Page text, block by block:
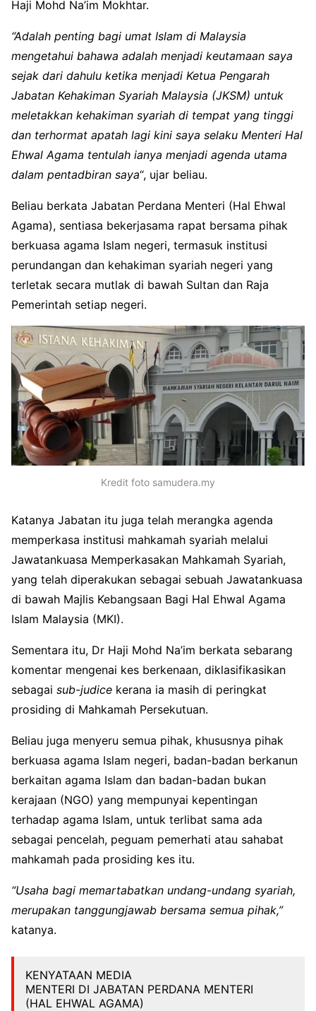
Haji Mohd Na’im Mokhtar.
“Adalah penting bagi umat Islam di Malaysia
mengetahui bahawa adalah menjadi keutamaan saya
sejak dari dahulu ketika menjadi Ketua Pengarah
Jabatan Kehakiman Syariah Malaysia (JKSM) untuk
meletakkan kehakiman syariah di tempat yang tinggi
dan terhormat apatah lagi kini saya selaku Menteri Hal
Ehwal Agama tentulah ianya menjadi agenda utama
dalam pentadbiran saya“, ujar beliau.
Beliau berkata Jabatan Perdana Menteri (Hal Ehwal
Agama), sentiasa bekerjasama rapat bersama pihak
berkuasa agama Islam negeri, termasuk institusi
perundangan dan kehakiman syariah negeri yang
terletak secara mutlak di bawah Sultan dan Raja
Pemerintah setiap negeri.
Kredit foto samudera.my
Katanya Jabatan itu juga telah merangka agenda
memperkasa institusi mahkamah syariah melalui
Jawatankuasa Memperkasakan Mahkamah Syariah,
yang telah diperakukan sebagai sebuah Jawatankuasa
di bawah Majlis Kebangsaan Bagi Hal Ehwal Agama
Islam Malaysia (MKI).
Sementara itu, Dr Haji Mohd Na’im berkata sebarang
komentar mengenai kes berkenaan, diklasifikasikan
sebagai sub-judice kerana ia masih di peringkat
prosiding di Mahkamah Persekutuan.
Beliau juga menyeru semua pihak, khususnya pihak
berkuasa agama Islam negeri, badan-badan berkanun
berkaitan agama Islam dan badan-badan bukan
kerajaan (NGO) yang mempunyai kepentingan
terhadap agama Islam, untuk terlibat sama ada
sebagai pencelah, peguam pemerhati atau sahabat
mahkamah pada prosiding kes itu.
“Usaha bagi memartabatkan undang-undang syariah,
merupakan tanggungjawab bersama semua pihak,”
katanya.
KENYATAAN MEDIA
MENTERI DI JABATAN PERDANA MENTERI
(HAL EHWAL AGAMA)